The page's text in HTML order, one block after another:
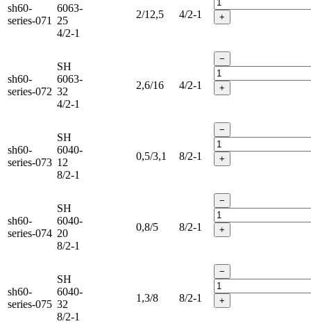
sh60-
series-071
6063-
25
4/2-1
2/12,5 4/2-1 +
sh60-
series-072
SH
6063-
32
4/2-1
2,6/16 4/2-1
−
+
sh60-
series-073
SH
6040-
12
8/2-1
0,5/3,1 8/2-1
−
+
sh60-
series-074
SH
6040-
20
8/2-1
0,8/5 8/2-1
−
+
sh60-
series-075
SH
6040-
32
8/2-1
1,3/8 8/2-1
−
+